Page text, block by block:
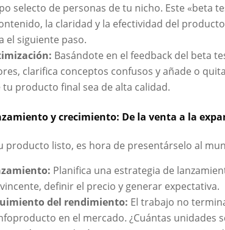
selecto de personas de tu nicho. Este «beta
la claridad y la efectividad del
el siguiente paso.
Basándote en el feedback del beta
clarifica conceptos confusos y añade o
tu producto final sea de alta calidad.
y crecimiento: De la venta a la
producto listo, es hora de presentárselo al
Planifica una estrategia de
definir el precio y generar expectativa.
del rendimiento: El trabajo no
en el mercado. ¿Cuántas unidades